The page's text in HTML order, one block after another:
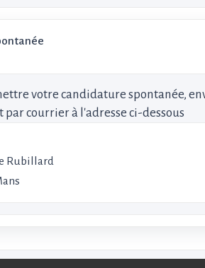
votre candidature spontanée,
courrier à l'adresse ci-dessous
Rubillard